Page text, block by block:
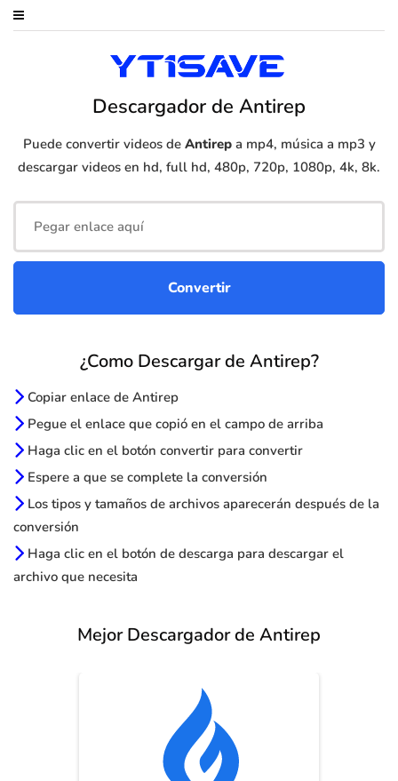
Descargador de Antirep
Puede convertir videos de Antirepa mp4, música a mp3 y
descargar videos en hd, full hd, 480p, 720p, 1080p, 4k, 8k.
¿Como Descargar de Antirep?
Copiar enlace de Antirep
Pegue el enlace que copió en el campo de arriba
Haga clic en el botón convertir para convertir
Espere a que se complete la conversión
Los tipos y tamaños de archivos aparecerán después de la
conversión
Haga clic en el botón de descarga para descargar el
archivo que necesita
Mejor Descargador de Antirep